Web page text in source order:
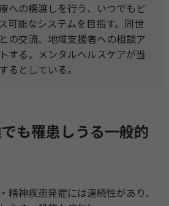
への橋渡しを行う、いつでもど
可能なシステムを目指す。同世
の交流、地域支援者への相談ア
する。メンタルヘルスケアが当
るとしている。
も罹患しうる一般的
神疾患発症には連続性があり、